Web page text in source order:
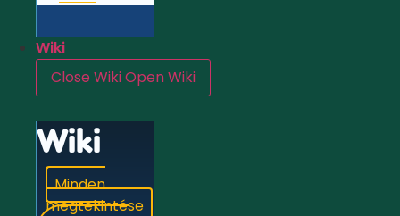
Wiki
Close WikiOpen Wiki
Wiki
Minden
megtekintése